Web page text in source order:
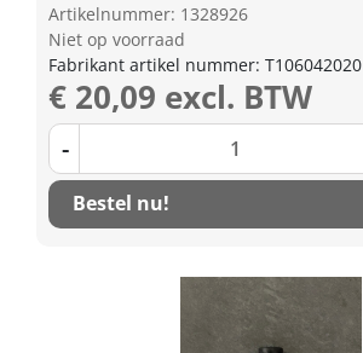
Artikelnummer: 1328926
Niet op voorraad
Fabrikant artikel nummer: T106042020
€ 20,09 excl. BTW
-
Bestel nu!